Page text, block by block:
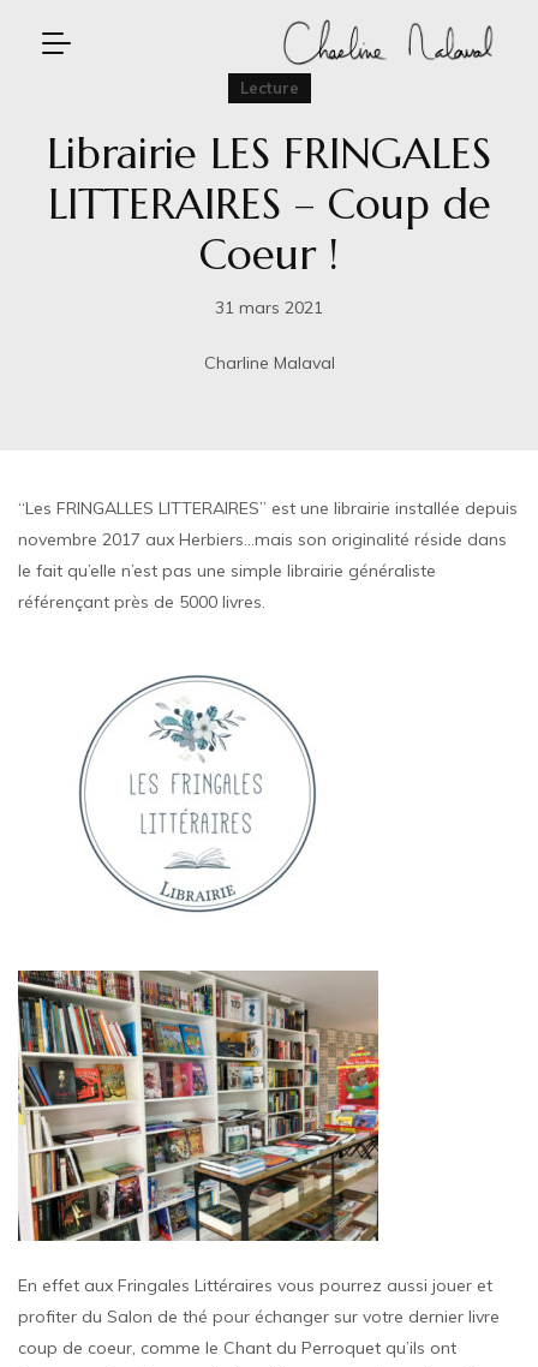
Lecture
Librairie LES FRINGALES
LITTERAIRES – Coup de
Coeur !
31 mars 2021
Charline Malaval
“Les FRINGALLES LITTERAIRES” est une librairie installée depuis
novembre 2017 aux Herbiers…mais son originalité réside dans
le fait qu’elle n’est pas une simple librairie généraliste
référençant près de 5000 livres.
En effet aux Fringales Littéraires vous pourrez aussi jouer et
profiter du Salon de thé pour échanger sur votre dernier livre
coup de coeur, comme le Chant du Perroquet qu’ils ont